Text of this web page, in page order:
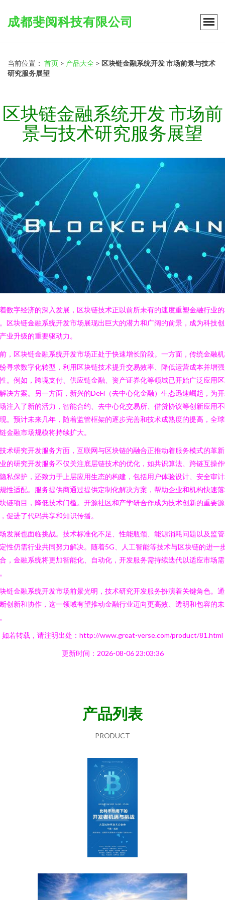
成都斐阅科技有限公司
当前位置： 首页 > 产品大全 > 区块链金融系统开发 市场前景与技术
研究服务展望
区块链金融系统开发 市场前
景与技术研究服务展望
数字经济的深入发展，区块链技术正以前所未有的速度重塑金融行业
区块链金融系统开发市场展现出巨大的潜力和广阔的前景，成为科技
业升级的重要驱动力。
，区块链金融系统开发市场正处于快速增长阶段。一方面，传统金融
寻求数字化转型，利用区块链技术提升交易效率、降低运营成本并增
。例如，跨境支付、供应链金融、资产证券化等领域已开始广泛应用
决方案。另一方面，新兴的DeFi（去中心化金融）生态迅速崛起，为
注入了新的活力，智能合约、去中心化交易所、借贷协议等创新应用
。预计未来几年，随着监管框架的逐步完善和技术成熟度的提高，全
金融市场规模将持续扩大。
术研究开发服务方面，互联网与区块链的融合正推动着服务模式的革
的研究开发服务不仅关注底层链技术的优化，如共识算法、跨链互操
私保护，还致力于上层应用生态的构建，包括用户体验设计、安全审
性适配。服务提供商通过提供定制化解决方案，帮助企业和机构快速
链项目，降低技术门槛。开源社区和产学研合作成为技术创新的重要源
促进了代码共享和知识传播。
发展也面临挑战。技术标准化不足、性能瓶颈、能源消耗问题以及监
性仍需行业共同努力解决。随着5G、人工智能等技术与区块链的进一
，金融系统将更加智能化、自动化，开发服务需持续迭代以适应市场需
链金融系统开发市场前景光明，技术研究开发服务扮演着关键角色。
创新和协作，这一领域有望推动金融行业迈向更高效、透明和包容的未
如若转载，请注明出处：http://www.great-verse.com/product/81.html
更新时间：2026-08-06 23:03:36
产品列表
PRODUCT